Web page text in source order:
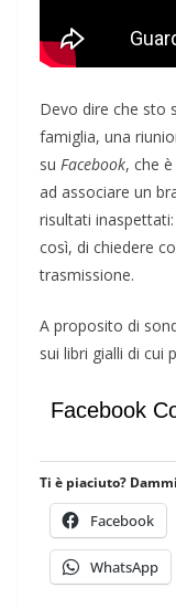
Devo dire che sto
famiglia, una
su Facebook, che
ad associare un
risultati
così, di chiedere
trasmissione.
A proposito di
sui libri gialli di cui
Facebook
Ti è piaciuto?
Facebook
WhatsApp